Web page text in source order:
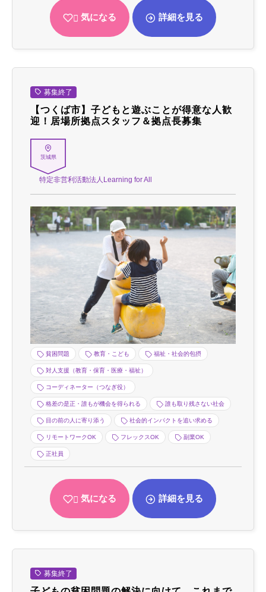
気になる 詳細を見る
募集終了
【つくば市】子どもと遊ぶことが得意な人歓
迎！居場所拠点スタッフ＆拠点長募集
茨城県
特定非営利活動法人Learning for All
貧困問題 教育・こども 福祉・社会的包摂
対人支援（教育・保育・医療・福祉）
コーディネーター（つなぎ役）
格差の是正・誰もが機会を得られる 誰も取り残さない社会
目の前の人に寄り添う 社会的インパクトを追い求める
リモートワークOK フレックスOK 副業OK
正社員
気になる 詳細を見る
募集終了